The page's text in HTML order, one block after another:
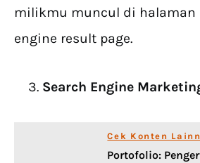
milikmu muncul di halaman
engine result page.
Search Engine
Cek Konten
Portofolio: